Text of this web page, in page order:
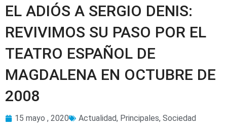
EL ADIÓS A SERGIO DENIS:
REVIVIMOS SU PASO POR EL
TEATRO ESPAÑOL DE
MAGDALENA EN OCTUBRE DE
2008
15 mayo , 2020 Actualidad, Principales, Sociedad